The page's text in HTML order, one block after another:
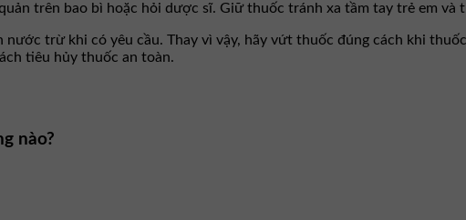
trên bao bì hoặc hỏi dược sĩ. Giữ thuốc tránh xa tầm tay trẻ em và
trừ khi có yêu cầu. Thay vì vậy, hãy vứt thuốc đúng cách khi
tiêu hủy thuốc an toàn.
nào?